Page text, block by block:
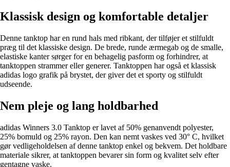
Klassisk design og komfortable detaljer
Denne tanktop har en rund hals med ribkant, der tilføjer et stilfuldt
præg til det klassiske design. De brede, runde ærmegab og de smalle,
elastiske kanter sørger for en behagelig pasform og forhindrer, at
tanktoppen strammer eller generer. Tanktoppen har også et klassisk
adidas logo grafik på brystet, der giver det et sporty og stilfuldt
udseende.
Nem pleje og lang holdbarhed
adidas Winners 3.0 Tanktop er lavet af 50% genanvendt polyester,
25% bomuld og 25% rayon. Den kan nemt vaskes ved 30° C, hvilket
gør vedligeholdelsen af ​​denne tanktop enkel og bekvem. Det holdbare
materiale sikrer, at tanktoppen bevarer sin form og kvalitet selv efter
gentagne vaske.